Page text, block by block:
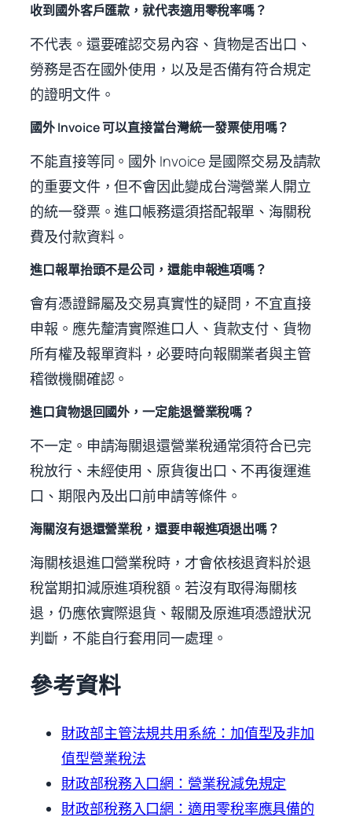
收到國外客戶匯款，就代表適用零稅率嗎？
不代表。還要確認交易內容、貨物是否出口、
勞務是否在國外使用，以及是否備有符合規定
的證明文件。
國外 Invoice 可以直接當台灣統一發票使用嗎？
不能直接等同。國外 Invoice 是國際交易及請款
的重要文件，但不會因此變成台灣營業人開立
的統一發票。進口帳務還須搭配報單、海關稅
費及付款資料。
進口報單抬頭不是公司，還能申報進項嗎？
會有憑證歸屬及交易真實性的疑問，不宜直接
申報。應先釐清實際進口人、貨款支付、貨物
所有權及報單資料，必要時向報關業者與主管
稽徵機關確認。
進口貨物退回國外，一定能退營業稅嗎？
不一定。申請海關退還營業稅通常須符合已完
稅放行、未經使用、原貨復出口、不再復運進
口、期限內及出口前申請等條件。
海關沒有退還營業稅，還要申報進項退出嗎？
海關核退進口營業稅時，才會依核退資料於退
稅當期扣減原進項稅額。若沒有取得海關核
退，仍應依實際退貨、報關及原進項憑證狀況
判斷，不能自行套用同一處理。
參考資料
財政部主管法規共用系統：加值型及非加
值型營業稅法
財政部稅務入口網：營業稅減免規定
財政部稅務入口網：適用零稅率應具備的